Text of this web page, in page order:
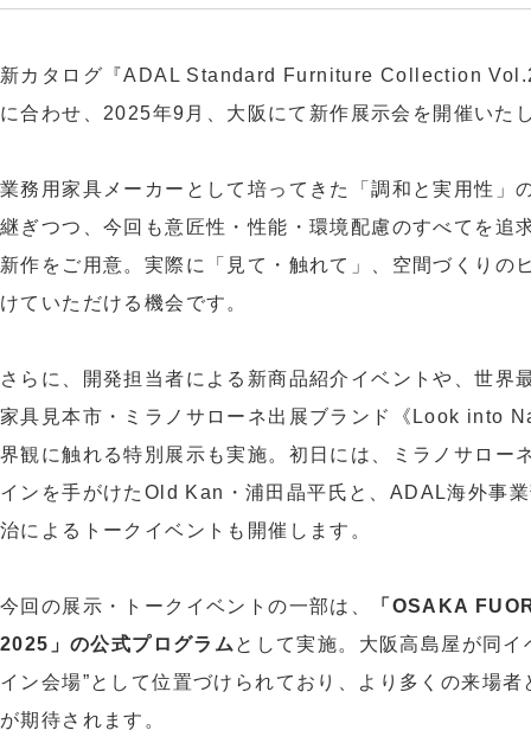
新カタログ『ADAL Standard Furniture Collection
に合わせ、2025年9月、大阪にて新作展示会を開催いた
業務用家具メーカーとして培ってきた「調和と実用性」
継ぎつつ、今回も意匠性・性能・環境配慮のすべてを追
新作をご用意。実際に「見て・触れて」、空間づくりの
けていただける機会です。
さらに、開発担当者による新商品紹介イベントや、世界
家具見本市・ミラノサローネ出展ブランド《Look into
界観に触れる特別展示も実施。初日には、ミラノサロー
インを手がけたOld Kan・浦田晶平氏と、ADAL海外事
治によるトークイベントも開催します。
今回の展示・トークイベントの一部は、
「OSAKA
2025」の公式プログラム として実施。大阪高島屋が同イ
イン会場”として位置づけられており、より多くの来場者
が期待されます。